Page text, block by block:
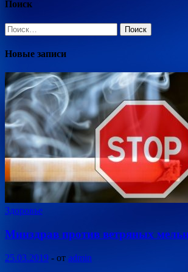
Поиск
Найти:
Новые записи
Здоровье
Минздрав против ветряных
25.03.2019 - от admin